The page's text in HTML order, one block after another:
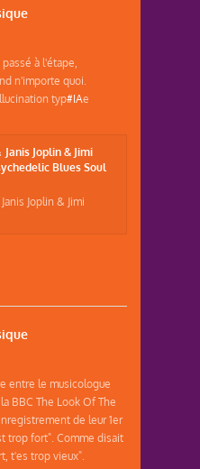
à l'étape,
n'importe quoi.
typ#IAe
Joplin & Jimi
Blues Soul
Joplin & Jimi
entre le musicologue
BBC The Look Of The
de leur 1er
trop fort". Comme disait
t'es trop vieux".